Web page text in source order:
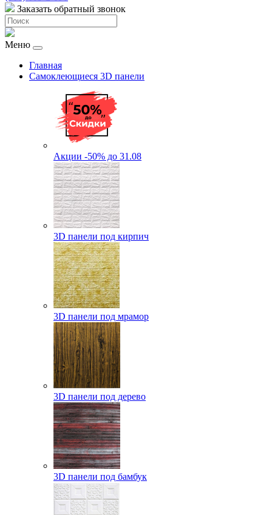
Заказать обратный звонок
Меню
Главная
Самоклеющиеся 3D панели
Акции -50% до 31.08
3D панели под кирпич
3D панели под мрамор
3D панели под дерево
3D панели под бамбук